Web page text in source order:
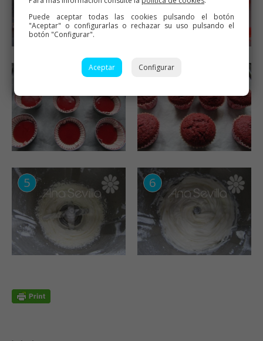
Puede aceptar todas las cookies pulsando el botón
"Aceptar" o configurarlas o rechazar su uso pulsando el
botón "Configurar".
Aceptar Configurar